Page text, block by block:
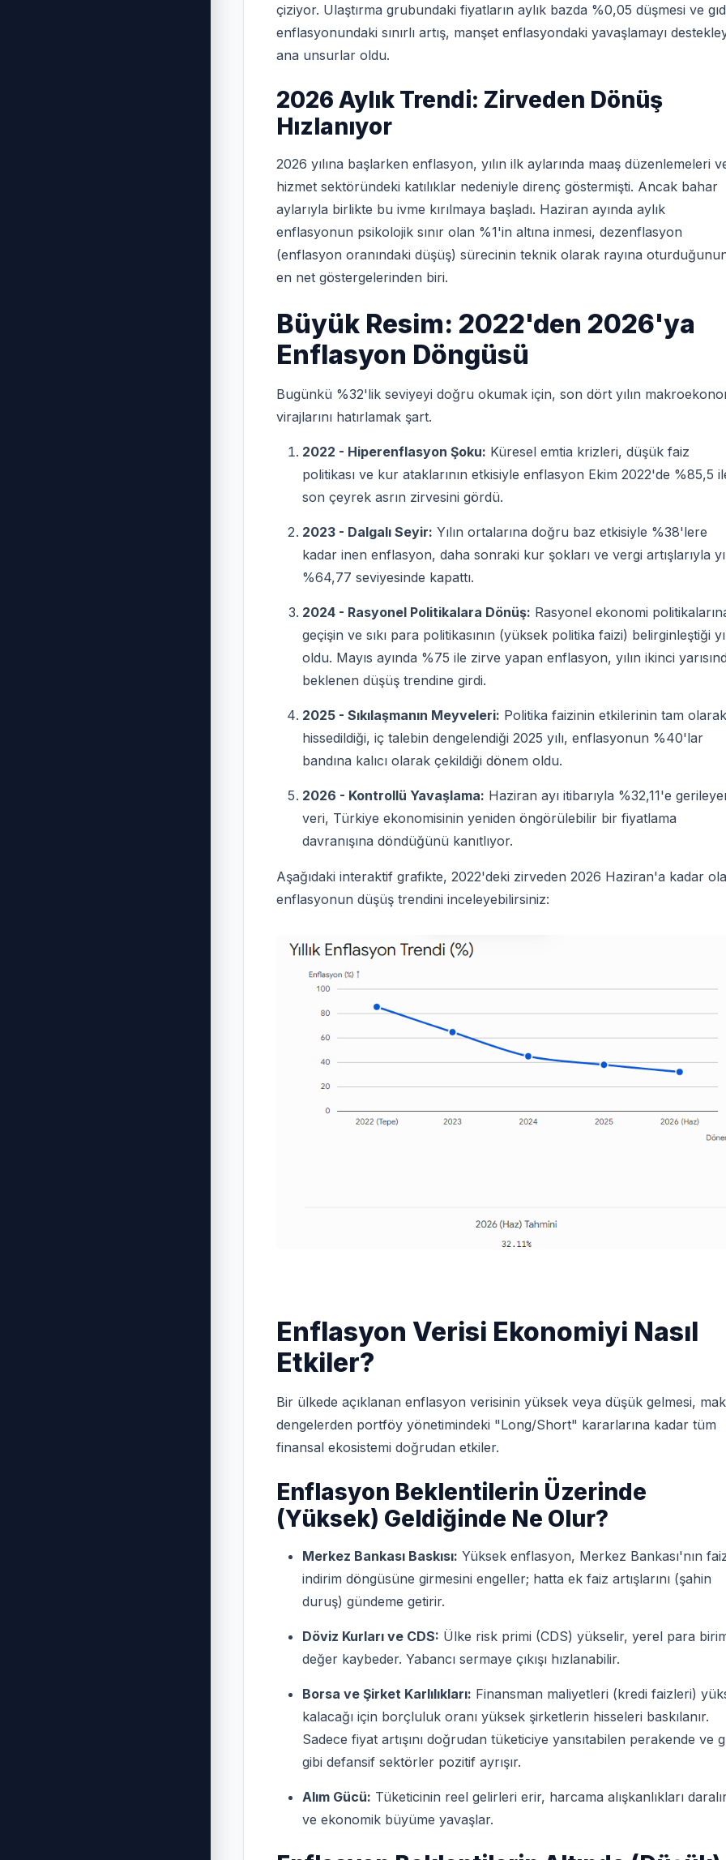
çiziyor. Ulaştırma grubundaki fiyatların aylık bazda %0,05 düşmesi ve
enflasyonundaki sınırlı artış, manşet enflasyondaki yavaşlamayı
ana unsurlar oldu.
2026 Aylık Trendi: Zirveden Dönüş
Hızlanıyor
2026 yılına başlarken enflasyon, yılın ilk aylarında maaş düzenlemeleri
hizmet sektöründeki katılıklar nedeniyle direnç göstermişti. Ancak bahar
aylarıyla birlikte bu ivme kırılmaya başladı. Haziran ayında aylık
enflasyonun psikolojik sınır olan %1'in altına inmesi, dezenflasyon
(enflasyon oranındaki düşüş) sürecinin teknik olarak rayına
en net göstergelerinden biri.
Büyük Resim: 2022'den 2026'ya
Enflasyon Döngüsü
Bugünkü %32'lik seviyeyi doğru okumak için, son dört yılın
virajlarını hatırlamak şart.
2022 - Hiperenflasyon Şoku: Küresel emtia krizleri, düşük faiz
politikası ve kur ataklarının etkisiyle enflasyon Ekim 2022'de %85,5
son çeyrek asrın zirvesini gördü.
2023 - Dalgalı Seyir: Yılın ortalarına doğru baz etkisiyle %38'lere
kadar inen enflasyon, daha sonraki kur şokları ve vergi artışlarıyla
%64,77 seviyesinde kapattı.
2024 - Rasyonel Politikalara Dönüş: Rasyonel ekonomi
geçişin ve sıkı para politikasının (yüksek politika faizi) belirginleştiği
oldu. Mayıs ayında %75 ile zirve yapan enflasyon, yılın ikinci
beklenen düşüş trendine girdi.
2025 - Sıkılaşmanın Meyveleri: Politika faizinin etkilerinin tam olarak
hissedildiği, iç talebin dengelendiği 2025 yılı, enflasyonun %40'lar
bandına kalıcı olarak çekildiği dönem oldu.
2026 - Kontrollü Yavaşlama: Haziran ayı itibarıyla %32,11'e
veri, Türkiye ekonomisinin yeniden öngörülebilir bir fiyatlama
davranışına döndüğünü kanıtlıyor.
Aşağıdaki interaktif grafikte, 2022'deki zirveden 2026 Haziran'a kadar
enflasyonun düşüş trendini inceleyebilirsiniz:
Enflasyon Verisi Ekonomiyi Nasıl
Etkiler?
Bir ülkede açıklanan enflasyon verisinin yüksek veya düşük gelmesi,
dengelerden portföy yönetimindeki "Long/Short" kararlarına kadar tüm
finansal ekosistemi doğrudan etkiler.
Enflasyon Beklentilerin Üzerinde
(Yüksek) Geldiğinde Ne Olur?
Merkez Bankası Baskısı: Yüksek enflasyon, Merkez Bankası'nın
indirim döngüsüne girmesini engeller; hatta ek faiz artışlarını (şahin
duruş) gündeme getirir.
Döviz Kurları ve CDS: Ülke risk primi (CDS) yükselir, yerel para
değer kaybeder. Yabancı sermaye çıkışı hızlanabilir.
Borsa ve Şirket Karlılıkları: Finansman maliyetleri (kredi faizleri)
kalacağı için borçluluk oranı yüksek şirketlerin hisseleri baskılanır.
Sadece fiyat artışını doğrudan tüketiciye yansıtabilen perakende ve
gibi defansif sektörler pozitif ayrışır.
Alım Gücü: Tüketicinin reel gelirleri erir, harcama alışkanlıkları
ve ekonomik büyüme yavaşlar.